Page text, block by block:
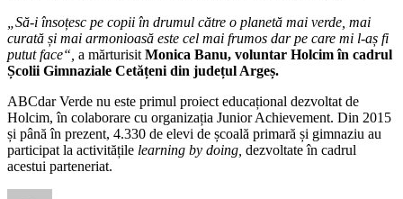
„Să-i însoțesc pe copii în drumul către o planetă mai verde, mai
curată și mai armonioasă este cel mai frumos dar pe care mi l-aș fi
putut face“, a mărturisit Monica Banu, voluntar Holcim în cadrul
Școlii Gimnaziale Cetățeni din județul Argeș.
ABCdar Verde nu este primul proiect educațional dezvoltat de
Holcim, în colaborare cu organizația Junior Achievement. Din 2015
și până în prezent, 4.330 de elevi de școală primară și gimnaziu au
participat la activitățile learning by doing, dezvoltate în cadrul
acestui parteneriat.